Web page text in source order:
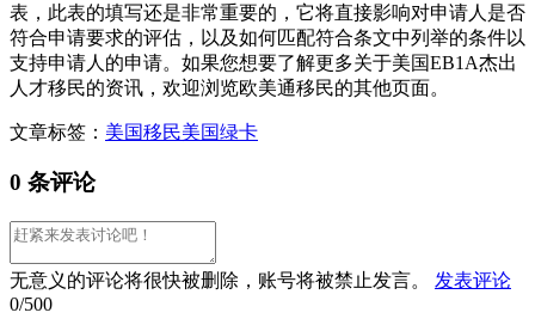
表，此表的填写还是非常重要的，它将直接影响对申请人是否
符合申请要求的评估，以及如何匹配符合条文中列举的条件以
支持申请人的申请。如果您想要了解更多关于美国EB1A杰出
人才移民的资讯，欢迎浏览欧美通移民的其他页面。
文章标签： 美国移民美国绿卡
0 条评论
无意义的评论将很快被删除，账号将被禁止发言。
发表评论
0/500